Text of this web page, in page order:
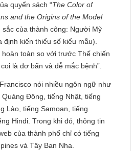
quyển sách “The Color of
and the Origins of the Model
sắc của thành công: Người Mỹ
định kiến thiểu số kiểu mẫu).
hoàn toàn so với trước Thế chiến
là dơ bẩn và dễ mắc bệnh”.
nói nhiều ngôn ngữ như
Đông, tiếng Nhật, tiếng
Lào, tiếng Samoan, tiếng
Hindi. Trong khi đó, thông tin
của thành phố chỉ có tiếng
và Tây Ban Nha.